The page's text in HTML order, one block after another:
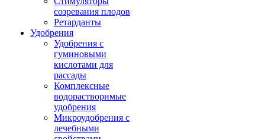
созревания плодов
Ретарданты
Удобрения
Удобрения с
гуминовыми
кислотами для
рассады
Комплексные
водорастворимые
удобрения
Микроудобрения с
лечебными